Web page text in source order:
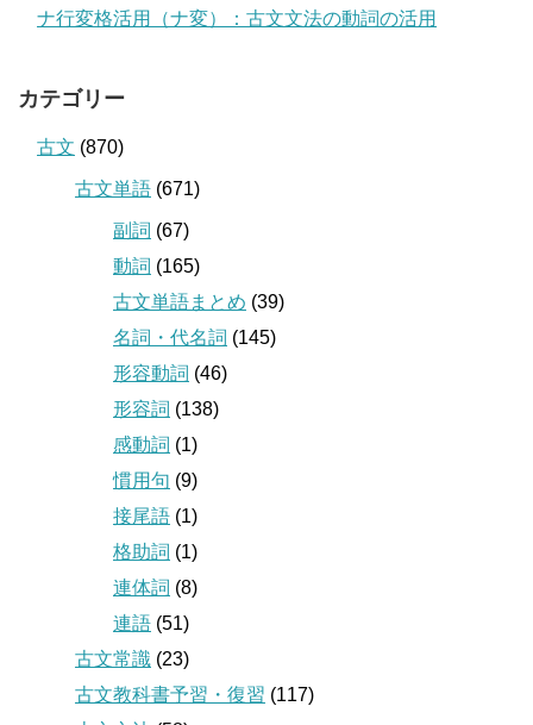
ナ行変格活用（ナ変）：古文文法の動詞の活用
カテゴリー
古文 (870)
古文単語 (671)
副詞 (67)
動詞 (165)
古文単語まとめ (39)
名詞・代名詞 (145)
形容動詞 (46)
形容詞 (138)
感動詞 (1)
慣用句 (9)
接尾語 (1)
格助詞 (1)
連体詞 (8)
連語 (51)
古文常識 (23)
古文教科書予習・復習 (117)